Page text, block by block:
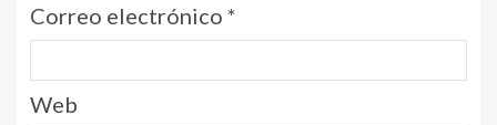
Correo electrónico *
Web